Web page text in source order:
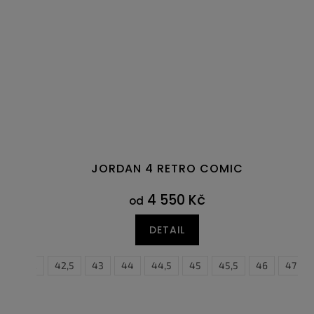
JORDAN 4 RETRO COMIC
od 4 550 Kč
DETAIL
42,5 43 44 44,5 45 45,5 46 47
40